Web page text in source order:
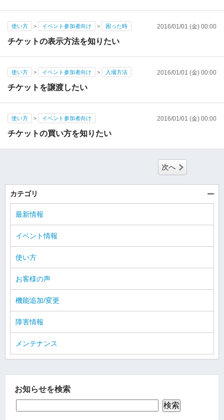
使い方 > イベント参加者向け > 困った時 2016/01/01 (金) 00:00
チケットの表示方法を知りたい
使い方 > イベント参加者向け > 入場方法 2016/01/01 (金) 00:00
チケットを譲渡したい
使い方 > イベント参加者向け 2016/01/01 (金) 00:00
チケットの買い方を知りたい
次へ
カテゴリ
最新情報
イベント情報
使い方
お客様の声
機能追加/変更
障害情報
メンテナンス
お知らせを検索